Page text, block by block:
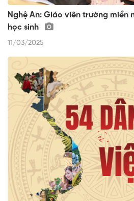
Nghệ An: Giáo viên trường miền
học sinh
11/03/2025